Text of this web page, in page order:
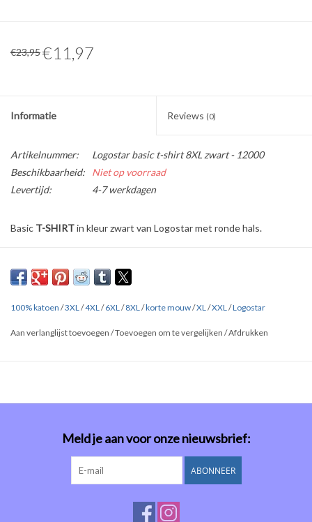
€23,95€11,97
Informatie Reviews (0)
Artikelnummer:
Logostar basic t-shirt 8XL zwart - 12000
Beschikbaarheid:
Niet op voorraad
Levertijd:
4-7 werkdagen
Basic T-SHIRTin kleur zwart van Logostar met ronde hals.
8XL!
Gemaakt van 100% katoen (155 gr. p/m)
Versterkte nek- en schoudernaden.
Rondgebreid en dubbel doorgestikt, dus géén zijnaden.
KlikHIERenHIERvoor uitgebreide maten tabellen van alle merken.
100% katoen /3XL/4XL/6XL/8XL/korte mouw/XL/XXL/Logostar
Aan verlanglijst toevoegen /Toevoegen om te vergelijken /Afdrukken
Meld je aan voor onze nieuwsbrief:
ABONNEER